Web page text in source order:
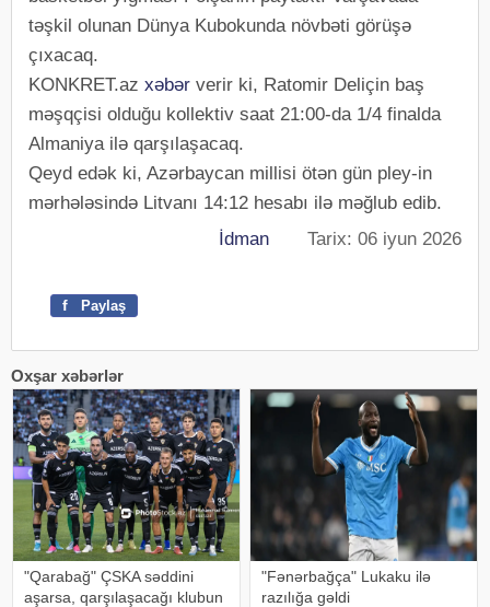
təşkil olunan Dünya Kubokunda növbəti görüşə
çıxacaq.
KONKRET.az xəbər verir ki, Ratomir Deliçin baş
məşqçisi olduğu kollektiv saat 21:00-da 1/4 finalda
Almaniya ilə qarşılaşacaq.
Qeyd edək ki, Azərbaycan millisi ötən gün pley-in
mərhələsində Litvanı 14:12 hesabı ilə məğlub edib.
İdman Tarix: 06 iyun 2026
f Paylaş
Oxşar xəbərlər
"Qarabağ" ÇSKA səddini
aşarsa, qarşılaşacağı klubun
"Fənərbağça" Lukaku ilə
razılığa gəldi